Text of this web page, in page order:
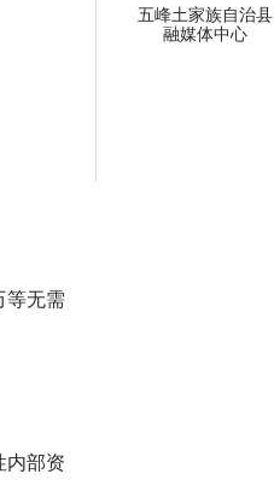
等无需
部资
五峰土家族自治县
融媒体中心